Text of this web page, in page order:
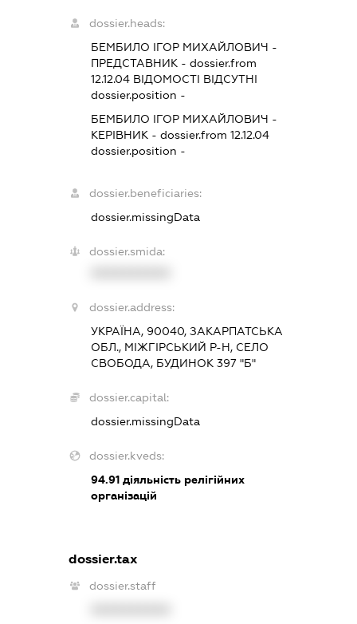
dossier.heads:
БЕМБИЛО ІГОР МИХАЙЛОВИЧ -
ПРЕДСТАВНИК - dossier.from
12.12.04ВІДОМОСТІ ВІДСУТНІ
dossier.position -
БЕМБИЛО ІГОР МИХАЙЛОВИЧ -
КЕРІВНИК - dossier.from 12.12.04
dossier.position -
dossier.beneficiaries:
dossier.missingData
dossier.smida:
dossier.address:
УКРАЇНА, 90040, ЗАКАРПАТСЬКА
ОБЛ., МІЖГІРСЬКИЙ Р-Н, СЕЛО
СВОБОДА, БУДИНОК 397 "Б"
dossier.capital:
dossier.missingData
dossier.kveds:
94.91діяльність релігійних
організацій
dossier.tax
dossier.staff